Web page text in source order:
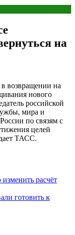
на
возвращении на
нового
российской
мира и
по связям с
целей
ТАСС.
расчёт
готовить к